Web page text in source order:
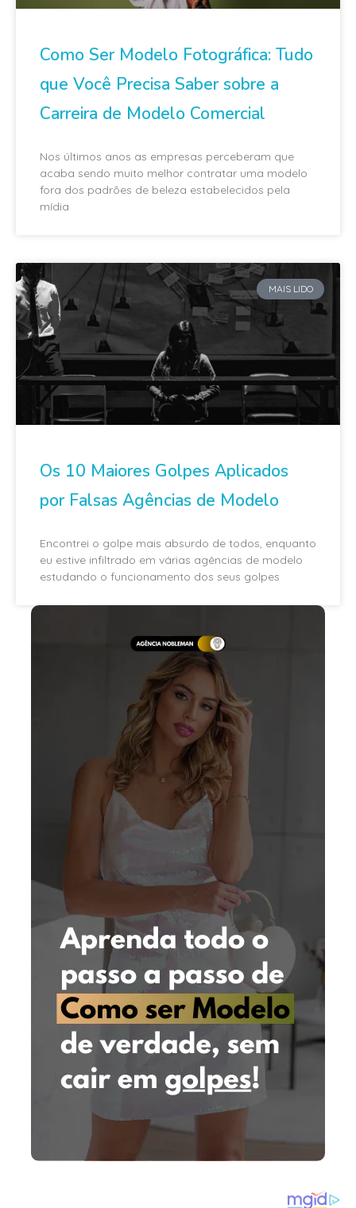
Como Ser Modelo Fotográfica: Tudo
que Você Precisa Saber sobre a
Carreira de Modelo Comercial
Nos últimos anos as empresas perceberam que
acaba sendo muito melhor contratar uma modelo
fora dos padrões de beleza estabelecidos pela
mídia
MAIS LIDO
Os 10 Maiores Golpes Aplicados
por Falsas Agências de Modelo
Encontrei o golpe mais absurdo de todos, enquanto
eu estive infiltrado em várias agências de modelo
estudando o funcionamento dos seus golpes